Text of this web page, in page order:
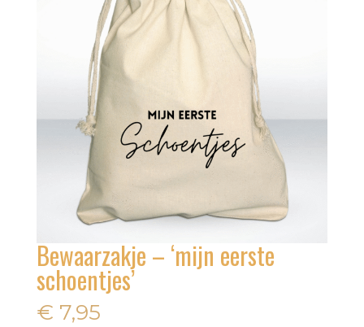
Bewaarzakje – ‘mijn eerste
schoentjes’
€ 7,95